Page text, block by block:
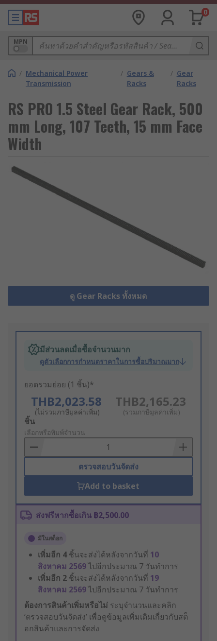
0
MPN
/ Mechanical Power
Transmission
/ Gears &
Racks
/ Gear
Racks
RS PRO 1.5 Steel Gear Rack, 500
mm Long, 107 Teeth, 15 mm Face
Width
ดู Gear Racks ทั้งหมด
มีส่วนลดเมื่อซื้อจำนวนมาก
ดูตัวเลือกการกำหนดราคาในการซื้อปริมาณมาก
ยอดรวมย่อย (1 ชิ้น)*
THB2,023.58
(ไม่รวมภาษีมูลค่าเพิ่ม)
THB2,165.23
(รวมภาษีมูลค่าเพิ่ม)
Add
to
Basket
ชิ้น
เลือกหรือพิมพ์จำนวน
ตรวจสอบวันจัดส่ง
Add to basket
ส่งฟรีหากซื้อเกิน ฿2,500.00
มีในสต็อก
เพิ่มอีก 4ชิ้นจะส่งได้หลังจากวันที่ 10
สิงหาคม 2569ไปอีกประมาณ 7 วันทำการ
เพิ่มอีก 2 ชิ้นจะส่งได้หลังจากวันที่ 19
สิงหาคม 2569ไปอีกประมาณ 7 วันทำการ
ต้องการสินค้าเพิ่มหรือไม่ ระบุจำนวนและคลิก
‘ตรวจสอบวันจัดส่ง’ เพื่อดูข้อมูลเพิ่มเติมเกี่ยวกับสต็
อกสินค้าและการจัดส่ง